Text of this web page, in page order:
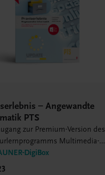
– Angewandte
PTS
zur Premium-Version des
Multimedia-
DigiBox